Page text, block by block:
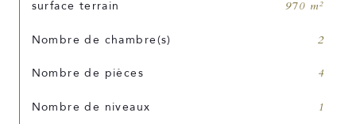
surface terrain 970 m²
Nombre de chambre(s) 2
Nombre de pièces 4
Nombre de niveaux 1